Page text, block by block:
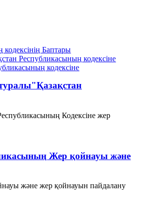
Баптары
Республикасының кодексіне
кодексіне
Кодексіне жер
Жер қойнауы және
және жер қойнауын пайдалану